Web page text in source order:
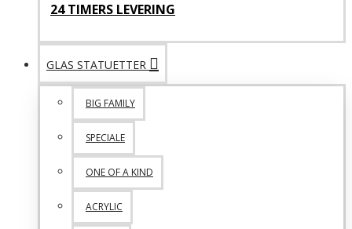
24 TIMERS LEVERING
GLAS STATUETTER
BIG FAMILY
SPECIALE
ONE OF A KIND
ACRYLIC